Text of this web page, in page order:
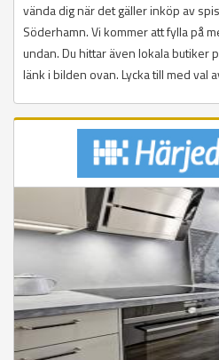
vända dig när det gäller inköp av
Söderhamn. Vi kommer att fylla på
undan. Du hittar även lokala butiker
länk i bilden ovan. Lycka till med val